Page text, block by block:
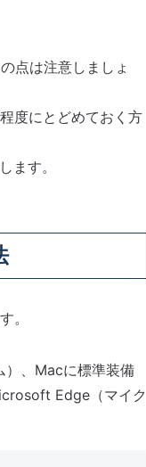
点は注意しましょ
度にとどめておく方
ます。
。
）、Macに標準装備
Edge（マイク